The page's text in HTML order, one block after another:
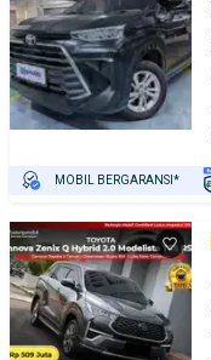
MOBIL BERGARANSI*
PENJUAL TERVERIFIKASI